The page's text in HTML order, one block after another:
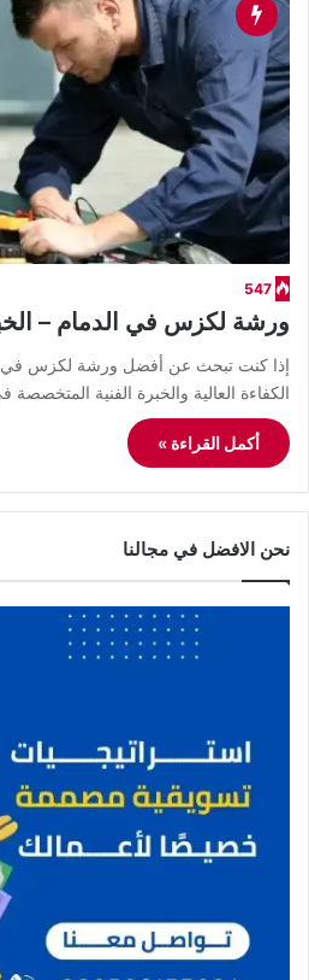
547
ورشة لكزس في الدمام –
إذا كنت تبحث عن أفضل ورشة لكزس في
الكفاءة العالية والخبرة الفنية المتخصصة
أكمل القراءة »
نحن الافضل في مجالنا